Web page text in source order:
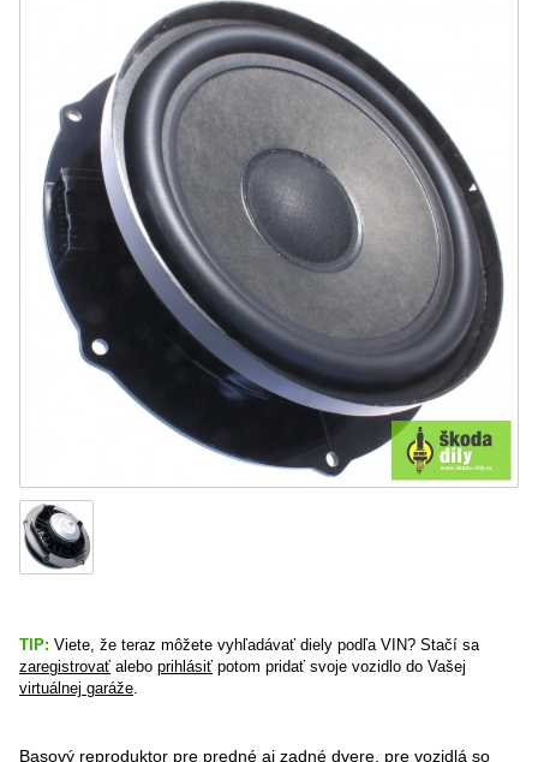
TIP: Viete, že teraz môžete vyhľadávať diely podľa VIN? Stačí sa
zaregistrovať alebo prihlásiť potom pridať svoje vozidlo do Vašej
virtuálnej garáže
Basový reproduktor pre predné aj zadné dvere, pre vozidlá so